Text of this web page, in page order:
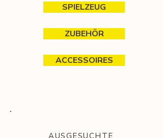
SPIELZEUG
ZUBEHÖR
ACCESSOIRES
AUSGESUCHTE